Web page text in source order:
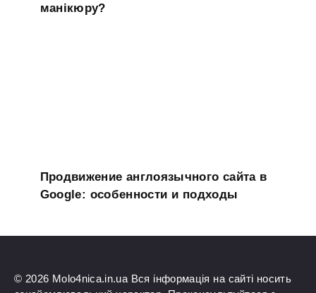
манікюру?
Продвижение англоязычного сайта в
Google: особенности и подходы
© 2026 Molo4nica.in.ua Вся інформація на сайті носить